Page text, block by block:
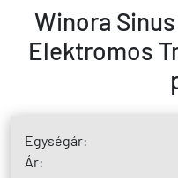
Winora
Elektromos
Egységár:
Ár: